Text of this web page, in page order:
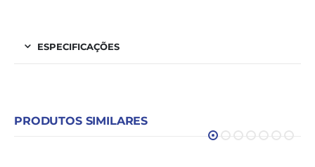
ESPECIFICAÇÕES
PRODUTOS SIMILARES